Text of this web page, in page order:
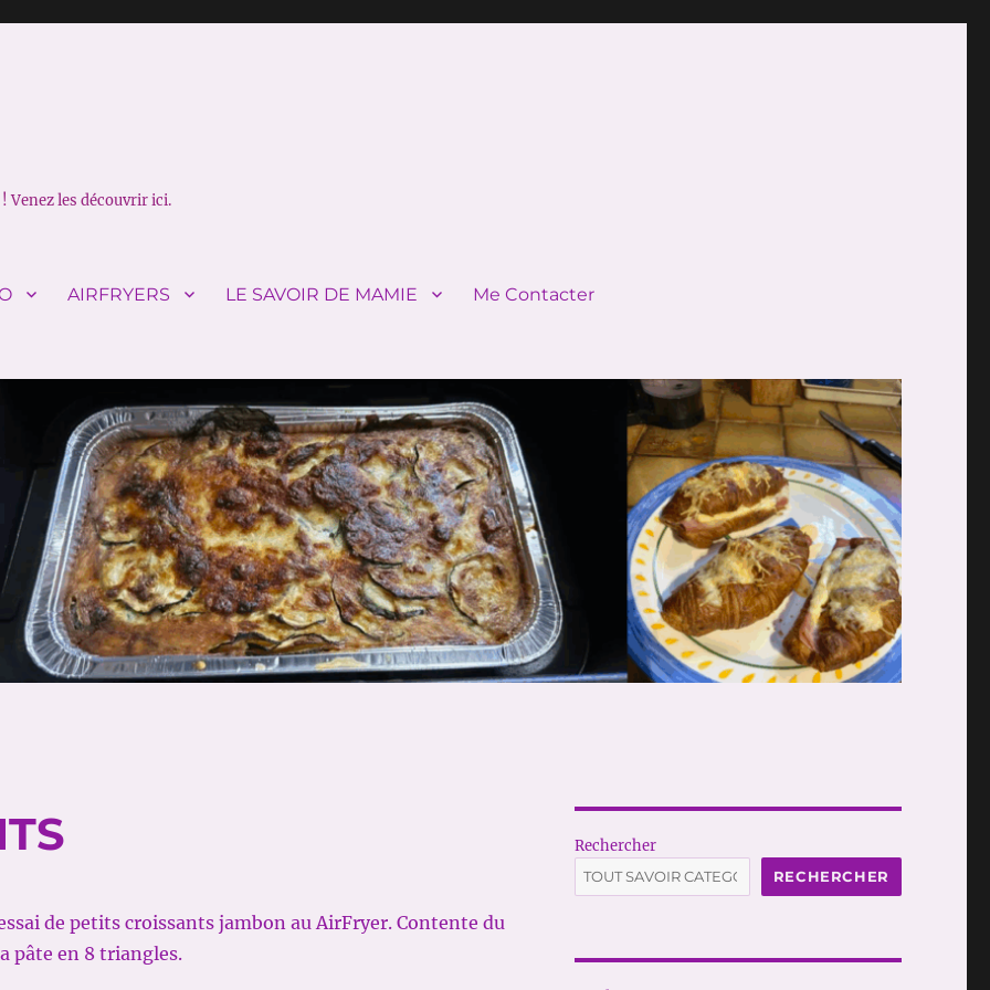
Venez les découvrir ici.
AIRFRYERS LE SAVOIR DE MAMIE Me Contacter
de petits croissants jambon au AirFryer. Contente du
pâte en 8 triangles.
Rechercher
RECHERCHER